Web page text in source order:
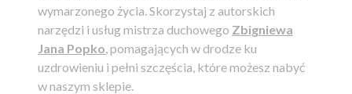
wymarzonego życia. Skorzystaj z autorskich
narzędzi i usług mistrza duchowego Zbigniewa
Jana Popko , pomagających w drodze ku
uzdrowieniu i pełni szczęścia, które możesz nabyć
w naszym sklepie.